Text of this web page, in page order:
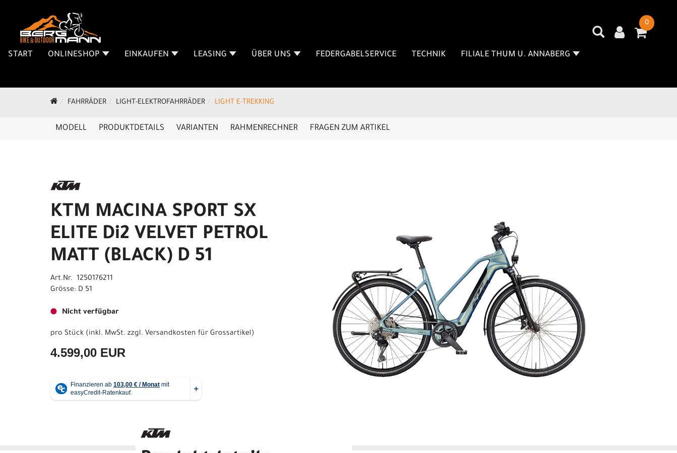
0
START ONLINESHOP EINKAUFEN LEASING ÜBER UNS FEDERGABELSERVICE TECHNIK FILIALE THUM U. ANNABERG
FAHRRÄDER LIGHT-ELEKTROFAHRRÄDER LIGHT E-TREKKING
MODELL PRODUKTDETAILS VARIANTEN RAHMENRECHNER FRAGEN ZUM ARTIKEL
KTM MACINA SPORT SX
ELITE Di2 VELVET PETROL
MATT (BLACK) D 51
Art.Nr. 1250176211
Grösse: D 51
Nicht verfügbar
pro Stück (inkl. MwSt. zzgl. Versandkosten für Grossartikel)
4.599,00 EUR